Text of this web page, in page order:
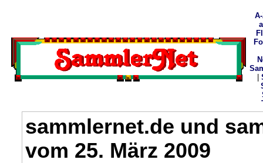
sammlernet.de und
vom 25. März 2009